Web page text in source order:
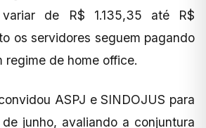
de R$ 1.135,35 até R$
os servidores seguem pagando
regime de home office.
ASPJ e SINDOJUS para
junho, avaliando a conjuntura